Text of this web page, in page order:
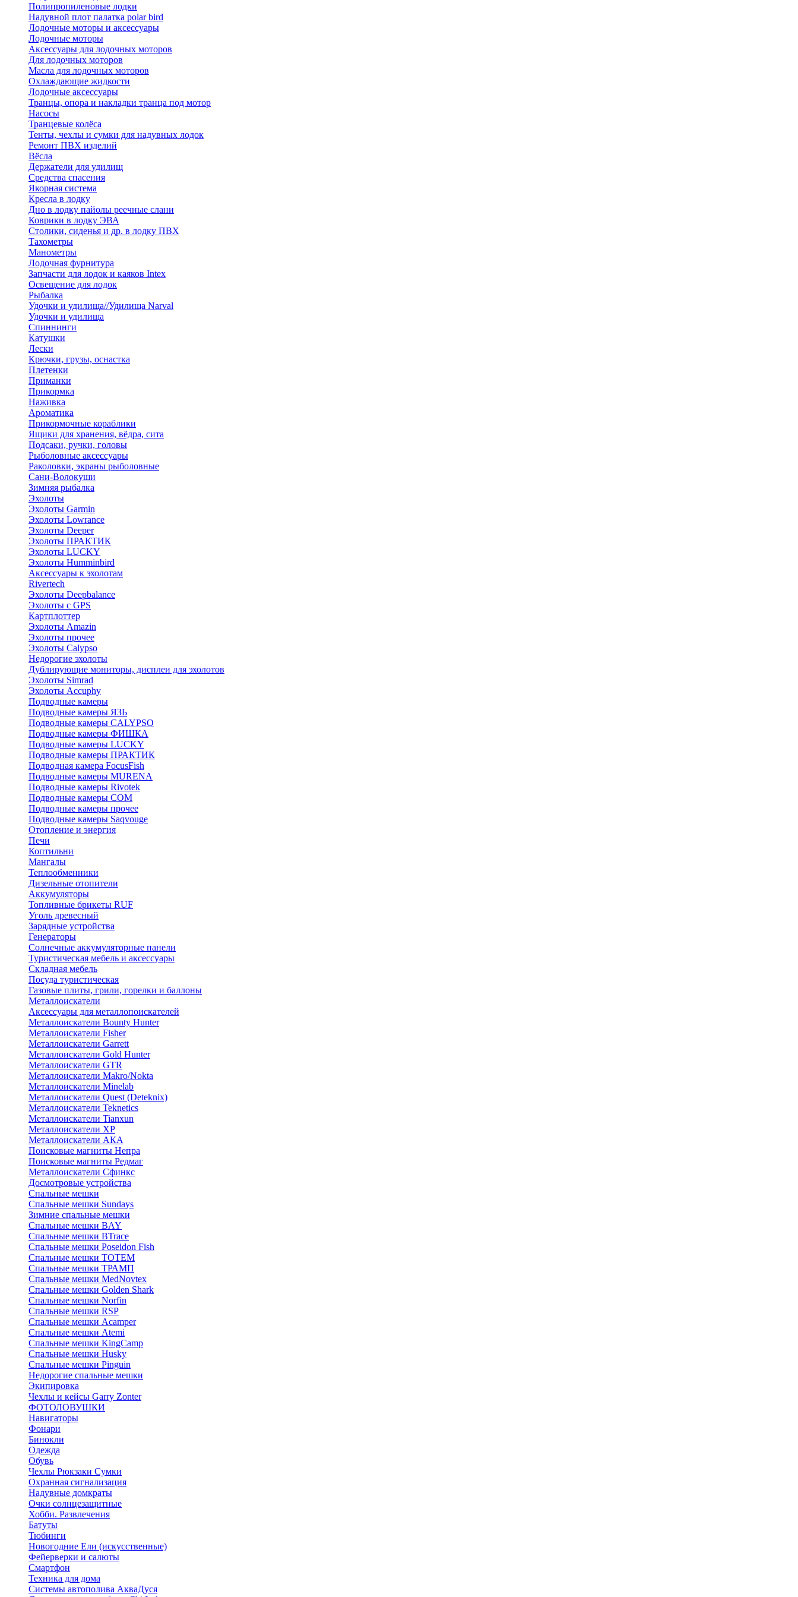
Полипропиленовые лодки
Надувной плот палатка polar bird
Лодочные моторы и аксессуары
Лодочные моторы
Аксессуары для лодочных моторов
Для лодочных моторов
Масла для лодочных моторов
Охлаждающие жидкости
Лодочные аксессуары
Транцы, опора и накладки транца под мотор
Насосы
Транцевые колёса
Тенты, чехлы и сумки для надувных лодок
Ремонт ПВХ изделий
Вёсла
Держатели для удилищ
Средства спасения
Якорная система
Кресла в лодку
Дно в лодку пайолы реечные слани
Коврики в лодку ЭВА
Столики, сиденья и др. в лодку ПВХ
Тахометры
Манометры
Лодочная фурнитура
Запчасти для лодок и каяков Intex
Освещение для лодок
Рыбалка
Удочки и удилища//Удилища Narval
Удочки и удилища
Спиннинги
Катушки
Лески
Крючки, грузы, оснастка
Плетенки
Приманки
Прикормка
Наживка
Ароматика
Прикормочные кораблики
Ящики для хранения, вёдра, сита
Подсаки, ручки, головы
Рыболовные аксессуары
Раколовки, экраны рыболовные
Сани-Волокуши
Зимняя рыбалка
Эхолоты
Эхолоты Garmin
Эхолоты Lowrance
Эхолоты Deeper
Эхолоты ПРАКТИК
Эхолоты LUCKY
Эхолоты Humminbird
Аксессуары к эхолотам
Rivertech
Эхолоты Deepbalance
Эхолоты с GPS
Картплоттер
Эхолоты Amazin
Эхолоты прочее
Эхолоты Calypso
Недорогие эхолоты
Дублирующие мониторы, дисплеи для эхолотов
Эхолоты Simrad
Эхолоты Accuphy
Подводные камеры
Подводные камеры ЯЗЬ
Подводные камеры CALYPSO
Подводные камеры ФИШКА
Подводные камеры LUCKY
Подводные камеры ПРАКТИК
Подводная камера FocusFish
Подводные камеры MURENA
Подводные камеры Rivotek
Подводные камеры СОМ
Подводные камеры прочее
Подводные камеры Saqvouge
Отопление и энергия
Печи
Коптильни
Мангалы
Теплообменники
Дизельные отопители
Аккумуляторы
Топливные брикеты RUF
Уголь древесный
Зарядные устройства
Генераторы
Солнечные аккумуляторные панели
Туристическая мебель и аксессуары
Складная мебель
Посуда туристическая
Газовые плиты, грили, горелки и баллоны
Металлоискатели
Аксессуары для металлопоискателей
Металлоискатели Bounty Hunter
Металлоискатели Fisher
Металлоискатели Garrett
Металлоискатели Gold Hunter
Металлоискатели GTR
Металлоискатели Makro/Nokta
Металлоискатели Minelab
Металлоискатели Quest (Deteknix)
Металлоискатели Teknetics
Металлоискатели Tianxun
Металлоискатели XP
Металлоискатели АКА
Поисковые магниты Непра
Поисковые магниты Редмаг
Металлоискатели Сфинкс
Досмотровые устройства
Спальные мешки
Спальные мешки Sundays
Зимние спальные мешки
Спальные мешки BAY
Спальные мешки BTrace
Спальные мешки Poseidon Fish
Спальные мешки ТОТЕМ
Спальные мешки ТРАМП
Cпальные мешки MedNovtex
Спальные мешки Golden Shark
Спальные мешки Norfin
Спальные мешки RSP
Спальные мешки Acamper
Спальные мешки Atemi
Спальные мешки KingCamp
Спальные мешки Husky
Спальные мешки Pinguin
Недорогие спальные мешки
Экипировка
Чехлы и кейсы Garry Zonter
ФОТОЛОВУШКИ
Навигаторы
Фонари
Бинокли
Одежда
Обувь
Чехлы Рюкзаки Сумки
Охранная сигнализация
Надувные домкраты
Очки солнцезащитные
Хобби. Развлечения
Батуты
Тюбинги
Новогодние Ели (искусственные)
Фейерверки и салюты
Смартфон
Техника для дома
Системы автополива АкваДуся